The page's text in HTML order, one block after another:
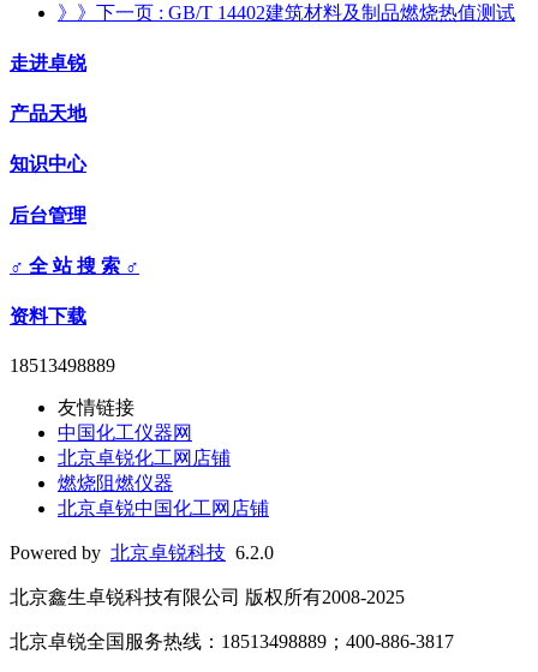
》》下一页 : GB/T 14402建筑材料及制品燃烧热值测试
走进卓锐
产品天地
知识中心
后台管理
♂ 全 站 搜 索 ♂
资料下载
18513498889
友情链接
中国化工仪器网
北京卓锐化工网店铺
燃烧阻燃仪器
北京卓锐中国化工网店铺
Powered by 北京卓锐科技 6.2.0
北京鑫生卓锐科技有限公司 版权所有2008-2025
北京卓锐全国服务热线：18513498889；400-886-3817